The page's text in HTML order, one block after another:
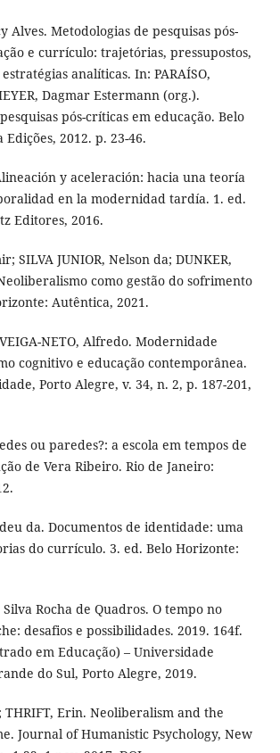
Alves. Metodologias de pesquisas pós-
e currículo: trajetórias, pressupostos,
analíticas. In: PARAÍSO,
Dagmar Estermann (org.).
pós-críticas em educação. Belo
2012. p. 23-46.
y aceleración: hacia una teoría
en la modernidad tardía. 1. ed.
Editores, 2016.
SILVA JUNIOR, Nelson da; DUNKER,
como gestão do sofrimento
Autêntica, 2021.
NETO, Alfredo. Modernidade
cognitivo e educação contemporânea.
Porto Alegre, v. 34, n. 2, p. 187-201,
ou paredes?: a escola em tempos de
de Vera Ribeiro. Rio de Janeiro:
da. Documentos de identidade: uma
do currículo. 3. ed. Belo Horizonte:
Silva Rocha de Quadros. O tempo no
desafios e possibilidades. 2019. 164f.
em Educação) – Universidade
do Sul, Porto Alegre, 2019.
THRIFT, Erin. Neoliberalism and the
Journal of Humanistic Psychology, New